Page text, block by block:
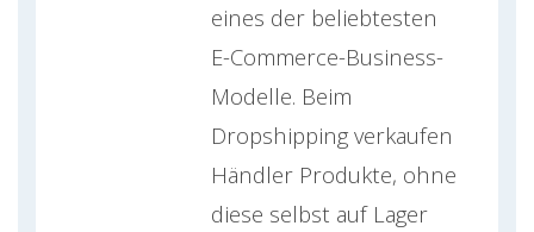
eines der beliebtesten
E-Commerce-Business-
Modelle. Beim
Dropshipping verkaufen
Händler Produkte, ohne
diese selbst auf Lager